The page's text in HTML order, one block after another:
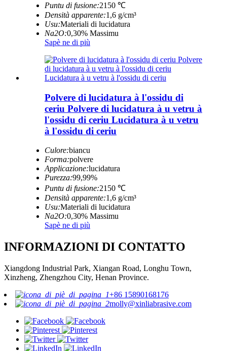
Puntu di fusione:2150 ℃
Densità apparente:1,6 g/cm³
Usu:Materiali di lucidatura
Na2O:0,30% Massimu
Sapè ne di più
Polvere di lucidatura à l'ossidu di
ceriu Polvere di lucidatura à u vetru à
l'ossidu di ceriu Lucidatura à u vetru
à l'ossidu di ceriu
Culore:biancu
Forma:polvere
Applicazione:lucidatura
Purezza:99,99%
Puntu di fusione:2150 ℃
Densità apparente:1,6 g/cm³
Usu:Materiali di lucidatura
Na2O:0,30% Massimu
Sapè ne di più
INFORMAZIONI DI CONTATTO
Xiangdong Industrial Park, Xiangan Road, Longhu Town,
Xinzheng, Zhengzhou City, Henan Province.
+86 15890168176
molly@xinliabrasive.com